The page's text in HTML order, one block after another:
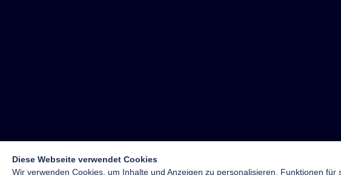
Diese Webseite verwendet Cookies
Wir verwenden Cookies, um Inhalte und Anzeigen zu personalisieren, Funktionen